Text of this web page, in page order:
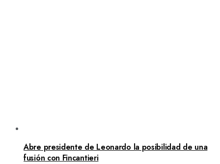
Abre presidente de Leonardo la posibilidad de una
fusión con Fincantieri